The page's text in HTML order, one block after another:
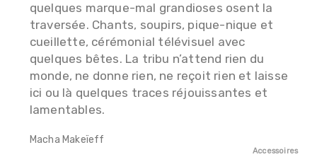
quelques marque-mal grandioses osent la
traversée. Chants, soupirs, pique-nique et
cueillette, cérémonial télévisuel avec
quelques bêtes. La tribu n’attend rien du
monde, ne donne rien, ne reçoit rien et laisse
ici ou là quelques traces réjouissantes et
lamentables.
Macha Makeïeff
Accessoires